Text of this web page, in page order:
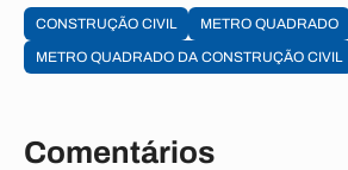
CONSTRUÇÃO CIVIL
METRO QUADRADO
METRO QUADRADO DA CONSTRUÇÃO CIVIL
Comentários